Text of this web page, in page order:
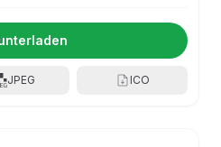
JPEG ICO